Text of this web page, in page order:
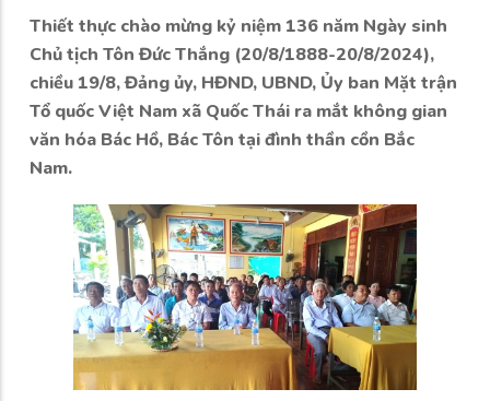
Thiết thực chào mừng kỷ niệm 136 năm Ngày sinh
Chủ tịch Tôn Đức Thắng (20/8/1888-20/8/2024),
chiều 19/8, Đảng ủy, HĐND, UBND, Ủy ban Mặt trận
Tổ quốc Việt Nam xã Quốc Thái ra mắt không gian
văn hóa Bác Hồ, Bác Tôn tại đình thần cồn Bắc
Nam.